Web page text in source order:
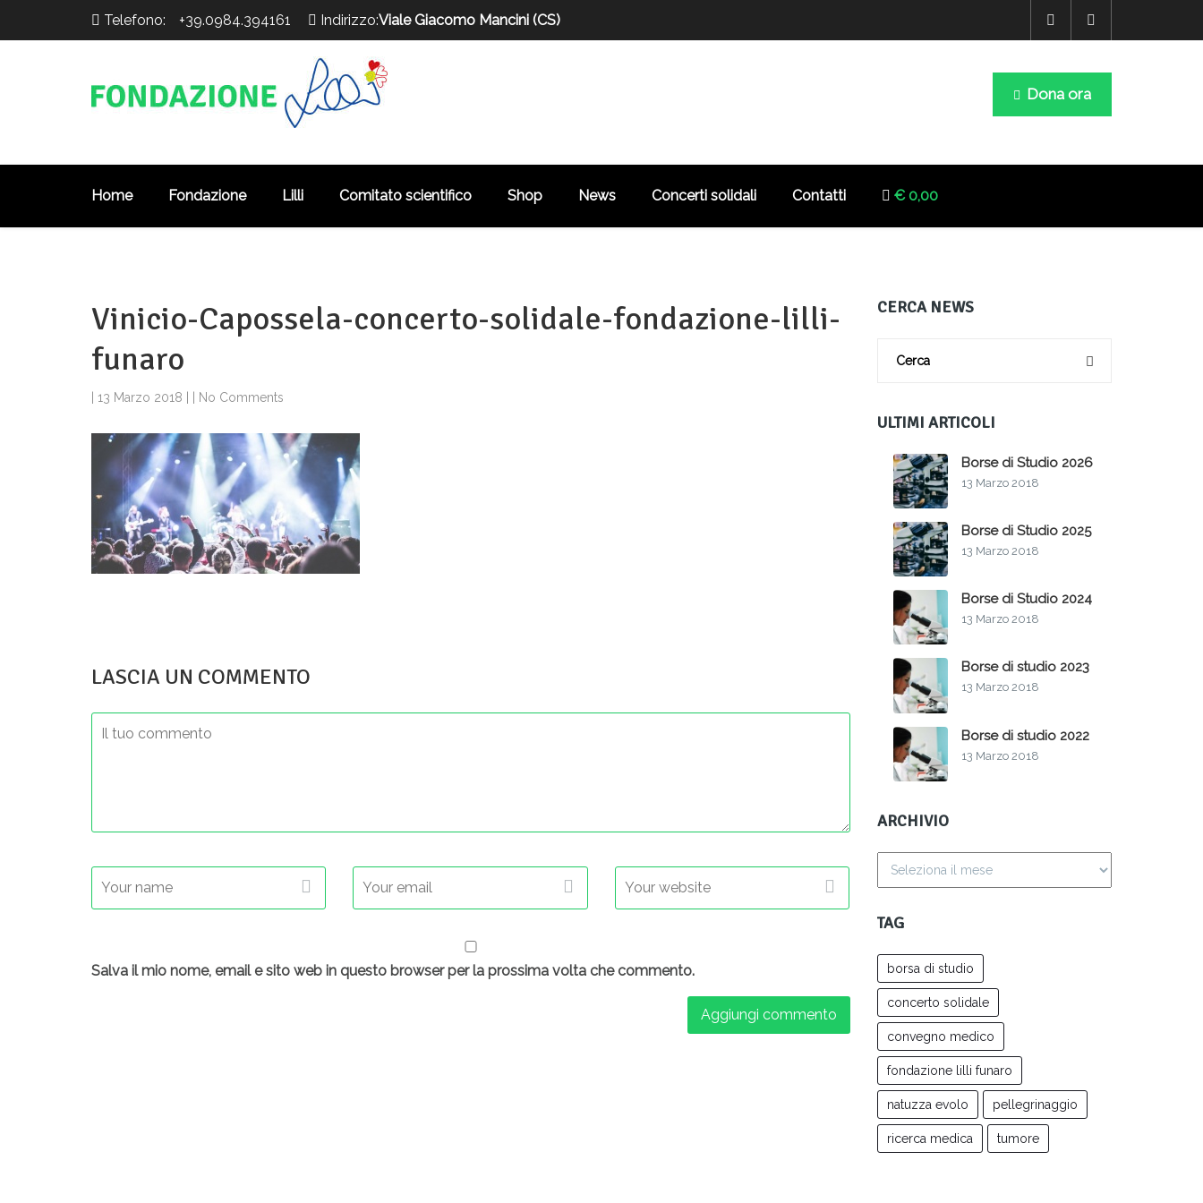
Telefono: +39.0984.394161 Indirizzo:Viale Giacomo Mancini (CS)
Dona ora
Home Fondazione Lilli Comitato scientifico Shop News Concerti solidali Contatti € 0,00
Vinicio-Capossela-concerto-solidale-fondazione-lilli-
funaro
13 Marzo 2018 No Comments
LASCIA UN COMMENTO
Salva il mio nome, email e sito web in questo browser per la prossima volta che commento.
CERCA NEWS
ULTIMI ARTICOLI
Borse di Studio 2026
13 Marzo 2018
Borse di Studio 2025
13 Marzo 2018
Borse di Studio 2024
13 Marzo 2018
Borse di studio 2023
13 Marzo 2018
Borse di studio 2022
13 Marzo 2018
ARCHIVIO
TAG
borsa di studio
concerto solidale
convegno medico
fondazione lilli funaro
natuzza evolo pellegrinaggio
ricerca medica tumore